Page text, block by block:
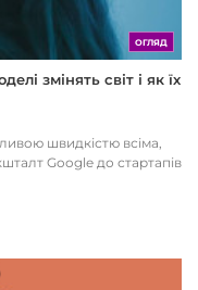
ОГЛЯД
змінять світ і як їх
швидкістю всіма,
Google до стартапів